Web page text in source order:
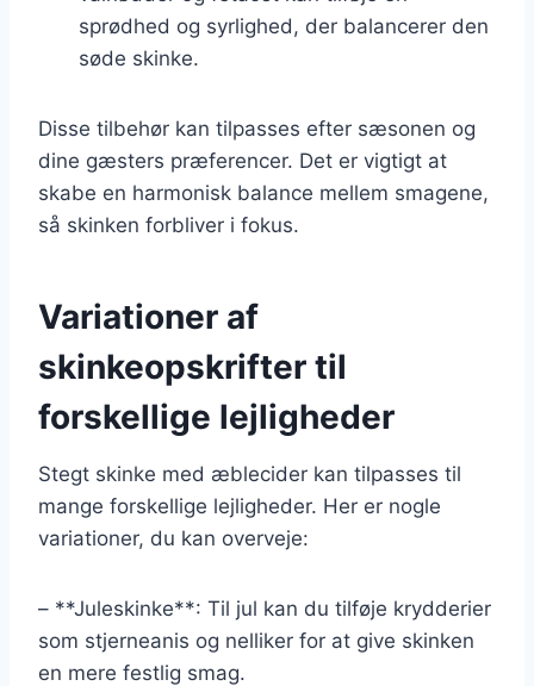
sprødhed og syrlighed, der balancerer den
søde skinke.
Disse tilbehør kan tilpasses efter sæsonen og
dine gæsters præferencer. Det er vigtigt at
skabe en harmonisk balance mellem smagene,
så skinken forbliver i fokus.
Variationer af
skinkeopskrifter til
forskellige lejligheder
Stegt skinke med æblecider kan tilpasses til
mange forskellige lejligheder. Her er nogle
variationer, du kan overveje:
– **Juleskinke**: Til jul kan du tilføje krydderier
som stjerneanis og nelliker for at give skinken
en mere festlig smag.